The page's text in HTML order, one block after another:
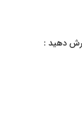
دهید :